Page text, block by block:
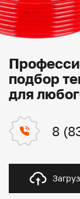
подбор
для
8